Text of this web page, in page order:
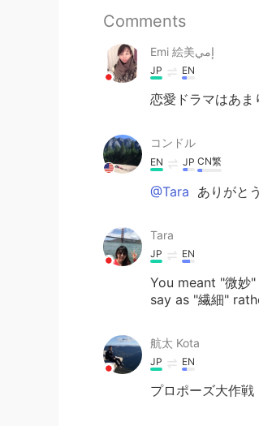
Comments
Emi 絵美إمي
JP EN
恋愛ドラマはあま
コンドル
EN JP CN繁
@Tara ありがと
Tara
JP EN
You meant "微妙
say as "繊細"
航太 Kota
JP EN
プロポーズ大作戦